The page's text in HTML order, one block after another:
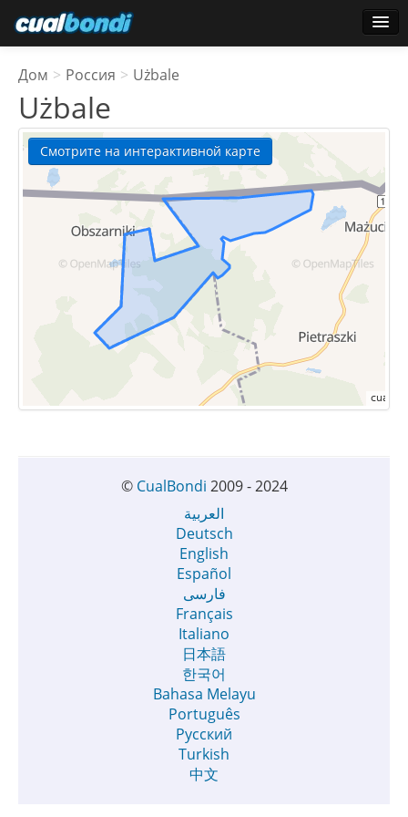
Звездные пользователи
Голосование
Дом > Россия > Użbale
Użbale
Смотрите на интерактивной карте
© CualBondi 2009 - 2024
العربية
Deutsch
English
Español
فارسی
Français
Italiano
日本語
한국어
Bahasa Melayu
Português
Русский
Turkish
中文